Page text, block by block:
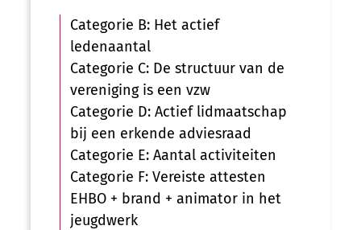
Categorie B: Het actief
ledenaantal
Categorie C: De structuur van de
vereniging is een vzw
Categorie D: Actief lidmaatschap
bij een erkende adviesraad
Categorie E: Aantal activiteiten
Categorie F: Vereiste attesten
EHBO + brand + animator in het
jeugdwerk